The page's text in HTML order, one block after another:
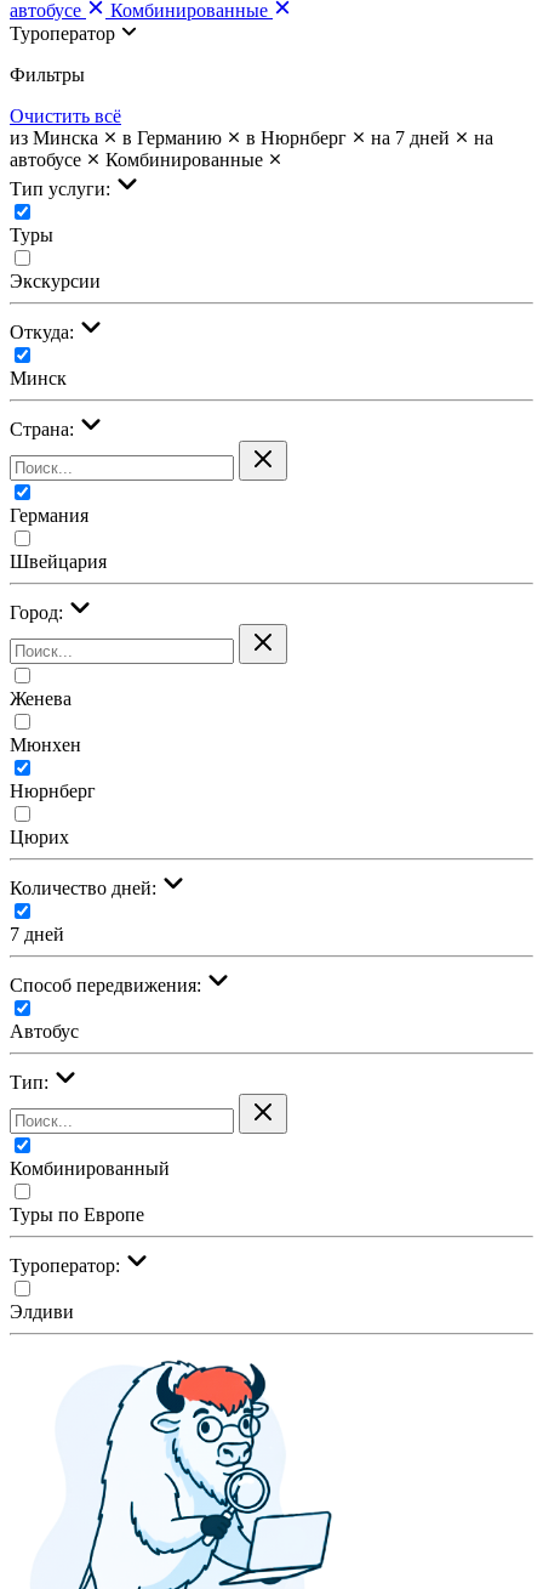
автобусе
Комбинированные
Туроператор
Фильтры
Очистить всё
из Минска
в Германию в Нюрнберг на 7 дней
на
автобусе
Комбинированные
Тип услуги:
Туры
Экскурсии
Откуда:
Минск
Страна:
Германия
Швейцария
Город:
Женева
Мюнхен
Нюрнберг
Цюрих
Количество дней:
7 дней
Cпособ передвижения:
Автобус
Тип:
Комбинированный
Туры по Европе
Туроператор:
Элдиви